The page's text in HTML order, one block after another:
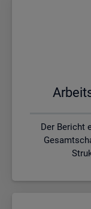
Der Bericht